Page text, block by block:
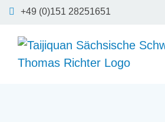
Zum
springen
+49 (0)151 28251651